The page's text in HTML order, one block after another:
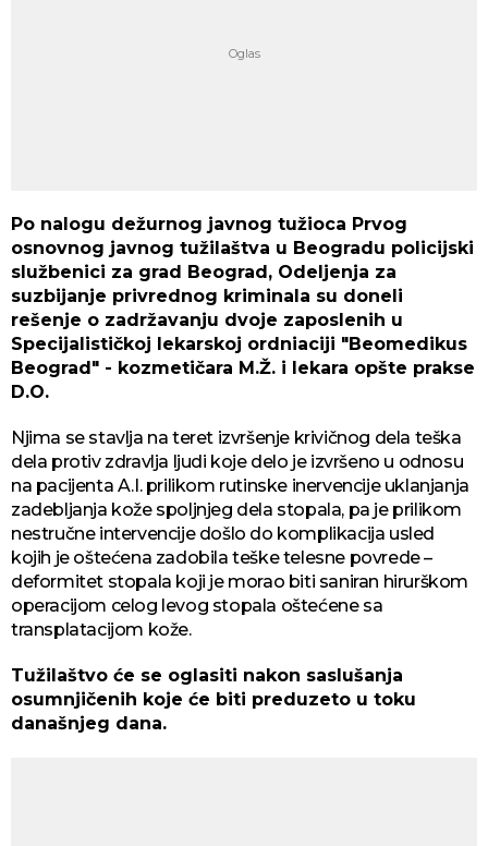
Po nalogu dežurnog javnog tužioca Prvog
osnovnog javnog tužilaštva u Beogradu policijski
službenici za grad Beograd, Odeljenja za
suzbijanje privrednog kriminala su doneli
rešenje o zadržavanju dvoje zaposlenih u
Specijalističkoj lekarskoj ordniaciji "Beomedikus
Beograd" - kozmetičara M.Ž. i lekara opšte prakse
D.O.
Njima se stavlja na teret izvršenje krivičnog dela teška
dela protiv zdravlja ljudi koje delo je izvršeno u odnosu
na pacijenta A.I. prilikom rutinske inervencije uklanjanja
zadebljanja kože spoljnjeg dela stopala, pa je prilikom
nestručne intervencije došlo do komplikacija usled
kojih je oštećena zadobila teške telesne povrede –
deformitet stopala koji je morao biti saniran hirurškom
operacijom celog levog stopala oštećene sa
transplatacijom kože.
Tužilaštvo će se oglasiti nakon saslušanja
osumnjičenih koje će biti preduzeto u toku
današnjeg dana.